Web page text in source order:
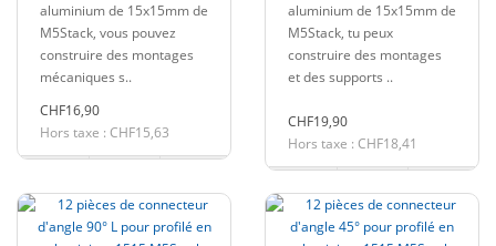
aluminium de 15x15mm de
M5Stack, vous pouvez
construire des montages
mécaniques s..
CHF16,90
Hors taxe : CHF15,63
aluminium de 15x15mm de
M5Stack, tu peux
construire des montages
et des supports ..
CHF19,90
Hors taxe : CHF18,41